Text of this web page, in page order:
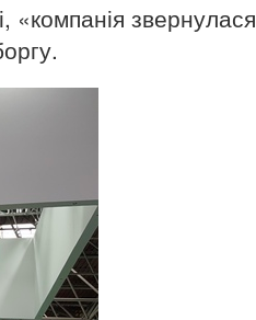
звернулася